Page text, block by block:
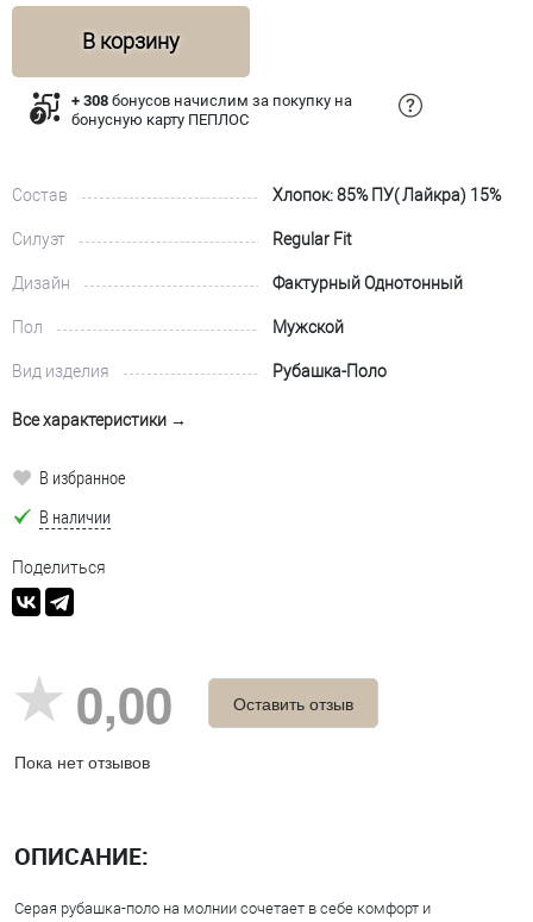
В корзину
+ 308 бонусов начислим за покупку на
бонусную карту ПЕПЛОС
Состав Хлопок: 85% ПУ( Лайкра) 15%
Силуэт Regular Fit
Дизайн Фактурный Однотонный
Пол Мужской
Вид изделия Рубашка-Поло
Все характеристики →
В избранное
В наличии
Поделиться
0,00
Пока нет отзывов
Оставить отзыв
ОПИСАНИЕ:
Серая рубашка-поло на молнии сочетает в себе комфорт и